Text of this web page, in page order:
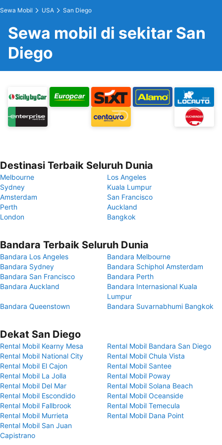
Sewa Mobil USA San Diego
Sewa mobil di sekitar San
Diego
Destinasi Terbaik Seluruh Dunia
Melbourne
Los Angeles
Sydney
Kuala Lumpur
Amsterdam
San Francisco
Perth
Auckland
London
Bangkok
Bandara Terbaik Seluruh Dunia
Bandara Los Angeles
Bandara Melbourne
Bandara Sydney
Bandara Schiphol Amsterdam
Bandara San Francisco
Bandara Perth
Bandara Auckland
Bandara Internasional Kuala
Lumpur
Bandara Queenstown
Bandara Suvarnabhumi Bangkok
Dekat San Diego
Rental Mobil Kearny Mesa
Rental Mobil Bandara San Diego
Rental Mobil National City
Rental Mobil Chula Vista
Rental Mobil El Cajon
Rental Mobil Santee
Rental Mobil La Jolla
Rental Mobil Poway
Rental Mobil Del Mar
Rental Mobil Solana Beach
Rental Mobil Escondido
Rental Mobil Oceanside
Rental Mobil Fallbrook
Rental Mobil Temecula
Rental Mobil Murrieta
Rental Mobil Dana Point
Rental Mobil San Juan
Capistrano